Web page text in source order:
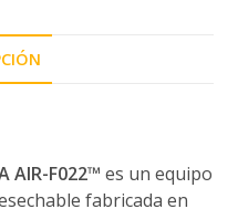
AIR-F022™ es un equipo
fabricada en